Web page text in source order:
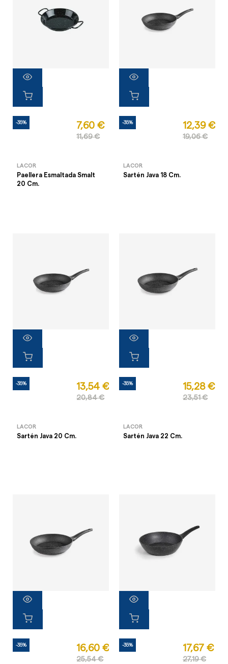
-35% 7,60 €
11,69 €
LACOR
Paellera Esmaltada Smalt
20 Cm.
-35% 12,39 €
19,06 €
LACOR
Sartén Java 18 Cm.
-35% 13,54 €
20,84 €
LACOR
Sartén Java 20 Cm.
-35% 15,28 €
23,51 €
LACOR
Sartén Java 22 Cm.
-35% 16,60 €
25,54 €
-35% 17,67 €
27,19 €